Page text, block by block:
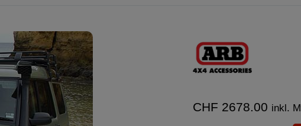
CHF 2678.00 inkl.